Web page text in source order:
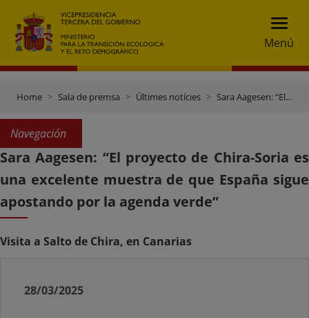
Menú
Home Sala de premsa Últimes notícies Sara Aagesen: “El proyecto de Chira-Soria es una excelente muestra de que España sigue apostando por la agenda verde”
Navegación
Sara Aagesen: “El proyecto de Chira-Soria es
una excelente muestra de que España sigue
apostando por la agenda verde”
Visita a Salto de Chira, en Canarias
28/03/2025